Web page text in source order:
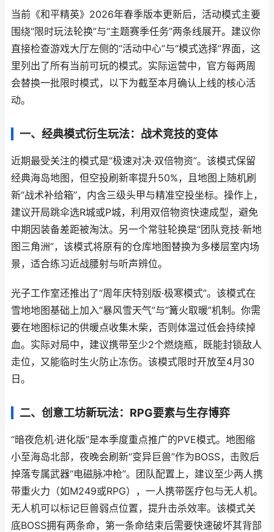
当前《和平精英》2026年春季版本更新后，活动模式主要
围绕“限时玩法轮换”与“主题赛季任务”两条线展开。建议你
直接检查游戏大厅左侧的“活动中心”与“模式选择”界面，这
里列出了所有当前可玩的模式。实际运营中，官方每两周
会替换一批限时模式，以下为截至本月确认上线的核心活
动。
一、经典模式衍生玩法：战术竞技的变体
近期最受关注的模式是“极速对决·双倍物资”。该模式保留
经典海岛地图，但空投刷新率提升50%，且地图上随机刷
新“战术补给箱”，内含三级头甲与精准空投坐标。操作上，
建议开局跳伞选R城或P城，利用双倍物资快速成型，避免
中期因装备差距被淘汰。另一个常驻轮换是“团队竞技·新地
图三角洲”，该模式将原有的仓库地图替换为多楼层室内场
景，适合练习近战腰射与听声辨位。
光子工作室还推出了“周年庆特别版·极寒模式”。该模式在
雪地地图基础上加入“暴风雪天气”与“篝火取暖”机制。你需
要在地图标记的供暖点收集木柴，否则体温过低会持续掉
血。实际对局中，建议携带至少2个燃烧瓶，既能封锁敌人
走位，又能临时生火防止冻伤。该模式限时开放至4月30
日。
二、创意工坊新玩法：RPG要素与生存博弈
“暗夜危机·进化版”是本季度重点推广的PVE模式。地图缩
小至海岛北部，夜晚会刷新“变异巨兽”作为BOSS，击败后
掉落专属武器“电磁脉冲枪”。团队配置上，建议至少两人携
带重火力（如M249或RPG），一人携带医疗包与无人机。
无人机可以标记巨兽弱点位置，提升击杀效率。该模式关
底BOSS拥有两条命，第一条命结束后需要快速破坏其背部